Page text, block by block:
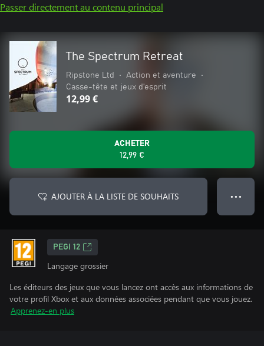
Passer directement au contenu principal
The Spectrum Retreat
Ripstone Ltd • Action et aventure
•
Casse-tête et jeux d'esprit
12,99 €
ACHETER
12,99 €
AJOUTER À LA LISTE DE SOUHAITS ● ● ●
PEGI 12
Langage grossier
Les éditeurs des jeux que vous lancez ont accès aux informations de
votre profil Xbox et aux données associées pendant que vous jouez.
Apprenez-en plus